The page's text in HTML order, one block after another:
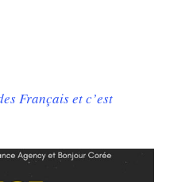
Français et c’est